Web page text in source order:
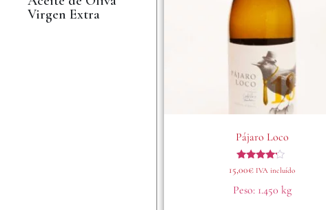
Virgen Extra
Pájaro Loco
Valorado
con
de 5
15,00€ IVA incluído
Peso:1.450 kg